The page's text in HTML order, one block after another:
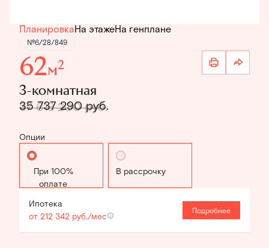
ПланировкаНа этажеНа генплане
№6/28/849
62м2
3-комнатная
37 618 200 руб.
35 737 290 руб.
Опции
Стандартная В рассрочку
Ипотека
от 212 342 руб./мес
Подробнее